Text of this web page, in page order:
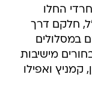
החלו
חלקם דרך
במסלולים
מישיבות
קמניץ ואפילו